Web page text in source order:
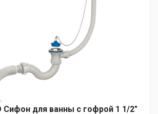
для ванны с гофрой 1 1/2"